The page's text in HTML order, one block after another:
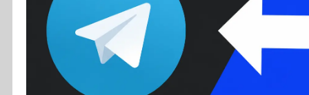
Colunas
Colaboradores